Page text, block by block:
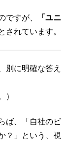
ですが、
「ユニ
されています。
に明確な答え
）
ば、「自社のビ
？」という、視